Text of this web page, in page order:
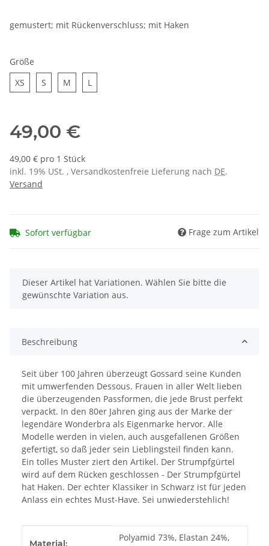
gemustert; mit Rückenverschluss; mit Haken
Größe
XS
S M L
49,00 €
49,00 € pro 1 Stück
inkl. 19% USt. , Versandkostenfreie Lieferung nach DE.
Versand
Sofort verfügbar Frage zum Artikel
x
Dieser Artikel hat Variationen. Wählen Sie bitte die
gewünschte Variation aus.
Beschreibung
Seit über 100 Jahren überzeugt Gossard seine Kunden
mit umwerfenden Dessous. Frauen in aller Welt lieben
die überzeugenden Passformen, die jede Brust perfekt
verpackt. In den 80er Jahren ging aus der Marke der
legendäre Wonderbra als Eigenmarke hervor. Alle
Modelle werden in vielen, auch ausgefallenen Größen
gefertigt, so daß jeder sein Lieblingsteil finden kann.
Ein tolles Muster ziert den Artikel. Der Strumpfgürtel
wird auf dem Rücken geschlossen - Der Strumpfgürtel
hat Haken. Der echter Klassiker in Schwarz ist für jeden
Anlass ein echtes Must-Have. Sei unwiederstehlich!
Material:
Polyamid 73%, Elastan 24%,